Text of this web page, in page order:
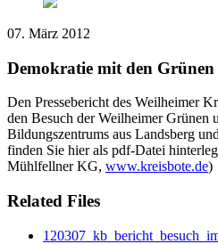
07. März 2012
Demokratie mit den
Den Pressebericht des Weilheimer
den Besuch der Weilheimer Grünen
Bildungszentrums aus Landsberg
finden Sie hier als pdf-Datei
Mühlfellner KG, www.kreisbote.de)
Related Files